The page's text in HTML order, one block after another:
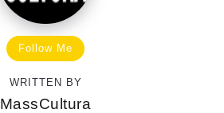
Follow Me
WRITTEN BY
MassCultura